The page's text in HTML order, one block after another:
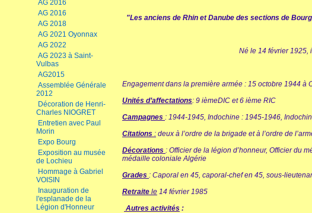
AG 2016
AG 2016
AG 2018
AG 2021 Oyonnax
AG 2022
AG 2023 à Saint-
Vulbas
AG2015
Assemblée Générale
2012
Décoration de Henri-
Charles NIOGRET
Entretien avec Paul
Morin
Expo Bourg
Exposition au musée
de Lochieu
Hommage à Gabriel
VOISIN
Inauguration de
l'esplanade de la
Légion d'Honneur
"Les anciens de Rhin et Danube des sections de
Né le 14 février 1925,
Engagement dans la première armée : 15 octobre 1944 à
Unités d’affectations: 9 ièmeDIC et 6 ième RIC
Campagnes : 1944-1945, Indochine : 1945-1946,
Citations : deux à l’ordre de la brigade et à l’ordre de
Décorations : Officier de la légion d’honneur, Officier du
médaille coloniale Algérie
Grades : Caporal en 45, caporal-chef en 45, sous-
Retraite le 14 février 1985
Autres activités :